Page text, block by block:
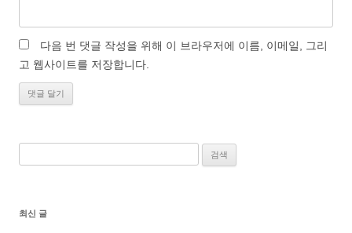
다음 번 댓글 작성을 위해 이 브라우저에 이름, 이메일, 그리
고 웹사이트를 저장합니다.
최신 글